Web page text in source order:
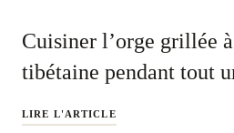
Cuisiner l’orge grillée
tibétaine pendant tout
LIRE L'ARTICLE